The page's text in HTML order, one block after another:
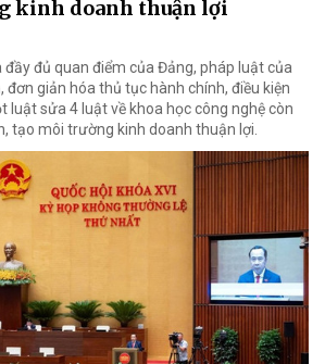
kinh doanh thuận lợi
đầy đủ quan điểm của Đảng, pháp luật của
đơn giản hóa thủ tục hành chính, điều kiện
luật sửa 4 luật về khoa học công nghệ còn
tạo môi trường kinh doanh thuận lợi.